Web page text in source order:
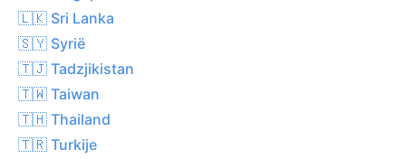
🇱🇰 Sri Lanka
🇸🇾 Syrië
🇹🇯 Tadzjikistan
🇹🇼 Taiwan
🇹🇭 Thailand
🇹🇷 Turkije